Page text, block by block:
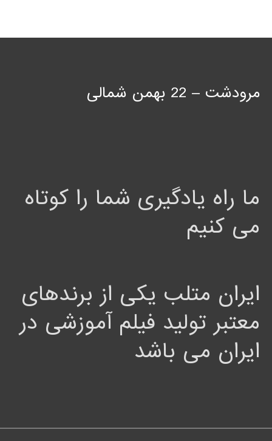
مرودشت – 22 بهمن شمالی
ما راه یادگیری شما را کوتاه
می کنیم
ایران متلب یکی از برندهای
معتبر تولید فیلم آموزشی در
ایران می باشد